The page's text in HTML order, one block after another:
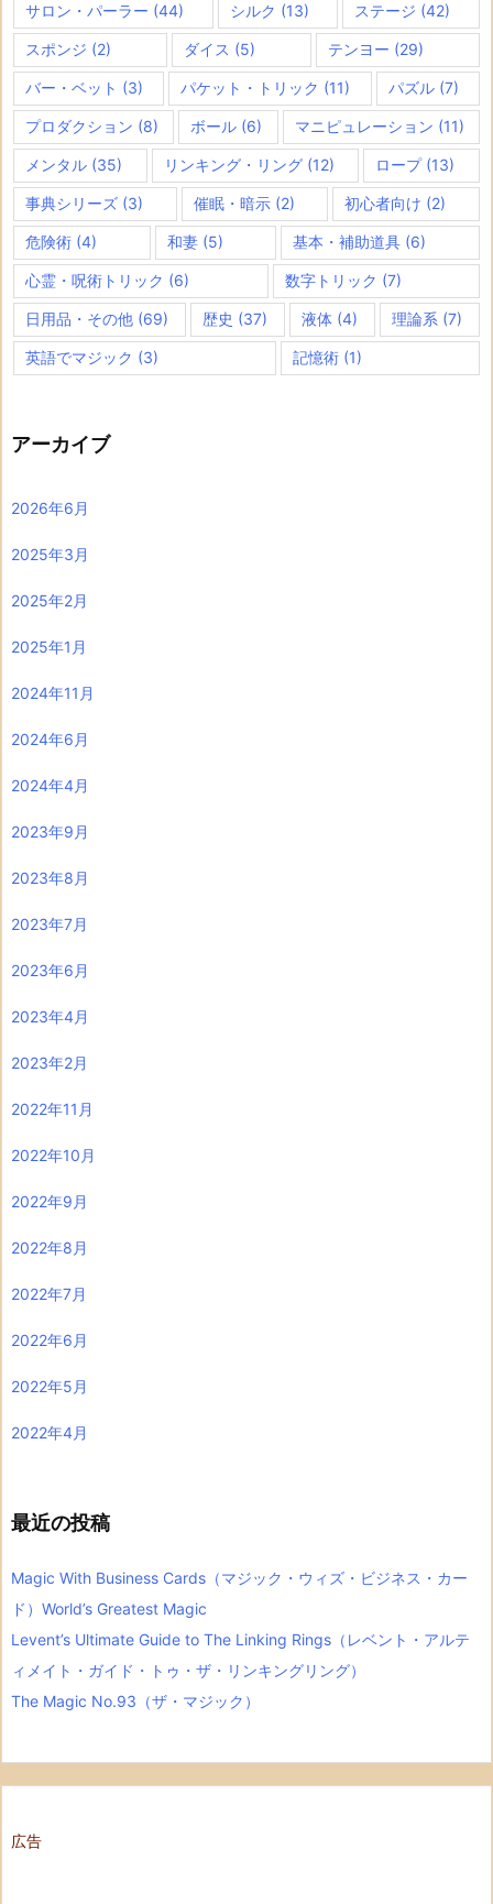
サロン・パーラー (44) シルク (13) ステージ (42)
スポンジ (2) ダイス (5) テンヨー (29)
バー・ベット (3) パケット・トリック (11) パズル(7)
プロダクション (8) ボール (6) マニピュレーション (11)
メンタル (35) リンキング・リング(12) ロープ(13)
事典シリーズ (3) 催眠・暗示(2) 初心者向け (2)
危険術 (4) 和妻(5) 基本・補助道具 (6)
心霊・呪術トリック (6) 数字トリック (7)
日用品・その他 (69) 歴史 (37) 液体 (4) 理論系 (7)
英語でマジック (3) 記憶術 (1)
アーカイブ
2026年6月
2025年3月
2025年2月
2025年1月
2024年11月
2024年6月
2024年4月
2023年9月
2023年8月
2023年7月
2023年6月
2023年4月
2023年2月
2022年11月
2022年10月
2022年9月
2022年8月
2022年7月
2022年6月
2022年5月
2022年4月
最近の投稿
Magic With Business Cards（マジック・ウィズ・ビジネス・カー
ド）World’s Greatest Magic
Levent’s Ultimate Guide to The Linking Rings（レベント・アルテ
ィメイト・ガイド・トゥ・ザ・リンキングリング）
The Magic No.93（ザ・マジック）
広告